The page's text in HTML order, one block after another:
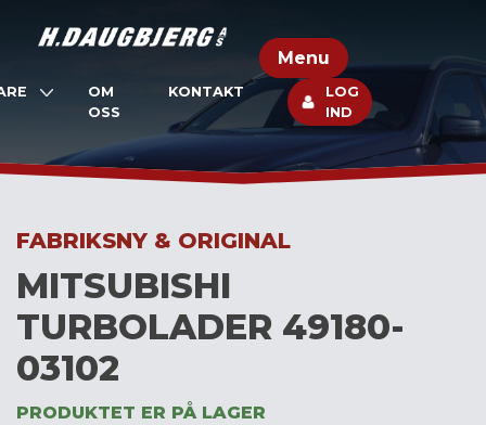
Menu
OM
OSS
KONTAKT
LOG
IND
FABRIKSNY & ORIGINAL
MITSUBISHI
TURBOLADER 49180-
03102
PRODUKTET ER PÅ LAGER